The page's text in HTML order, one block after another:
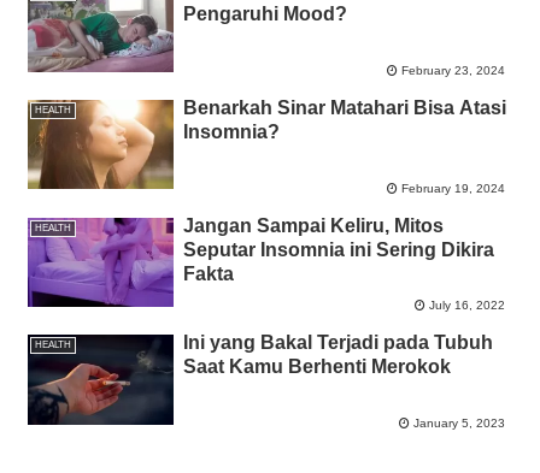
Pengaruhi Mood?
February 23, 2024
HEALTH
Benarkah Sinar Matahari Bisa Atasi
Insomnia?
February 19, 2024
HEALTH
Jangan Sampai Keliru, Mitos
Seputar Insomnia ini Sering Dikira
Fakta
July 16, 2022
HEALTH
Ini yang Bakal Terjadi pada Tubuh
Saat Kamu Berhenti Merokok
January 5, 2023